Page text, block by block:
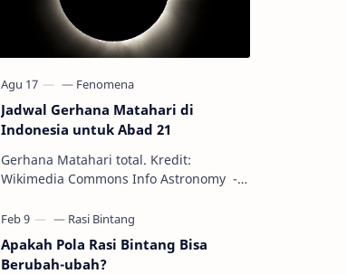
Jadwal Gerhana Matahari di
Indonesia untuk Abad 21
Gerhana Matahari total. Kredit:
Wikimedia Commons Info Astronomy -
gerhana Matahari akan terjadi sebanyak
22…
Apakah Pola Rasi Bintang Bisa
Berubah-ubah?